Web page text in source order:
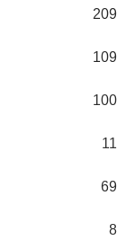
209
109
100
11
69
8